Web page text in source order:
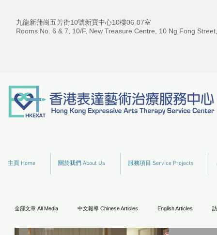
九龍新蒲崗五芳街10號新寶中心10樓06-07室
Rooms No. 6 & 7, 10/F, New Treasure Centre, 10 Ng Fong
主頁 Home 關於我們 About Us 服務項目 Service Projects
全部文章 All Media 中文報導 Chinese Articles English Articles